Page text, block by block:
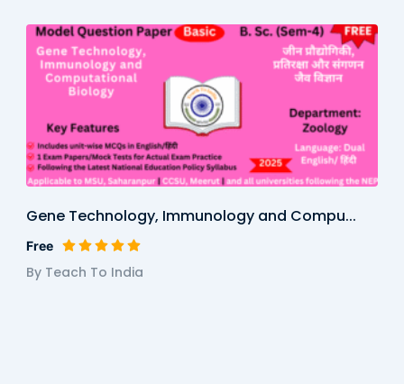
Gene Technology, Immunology and Compu...
Free
By Teach To India